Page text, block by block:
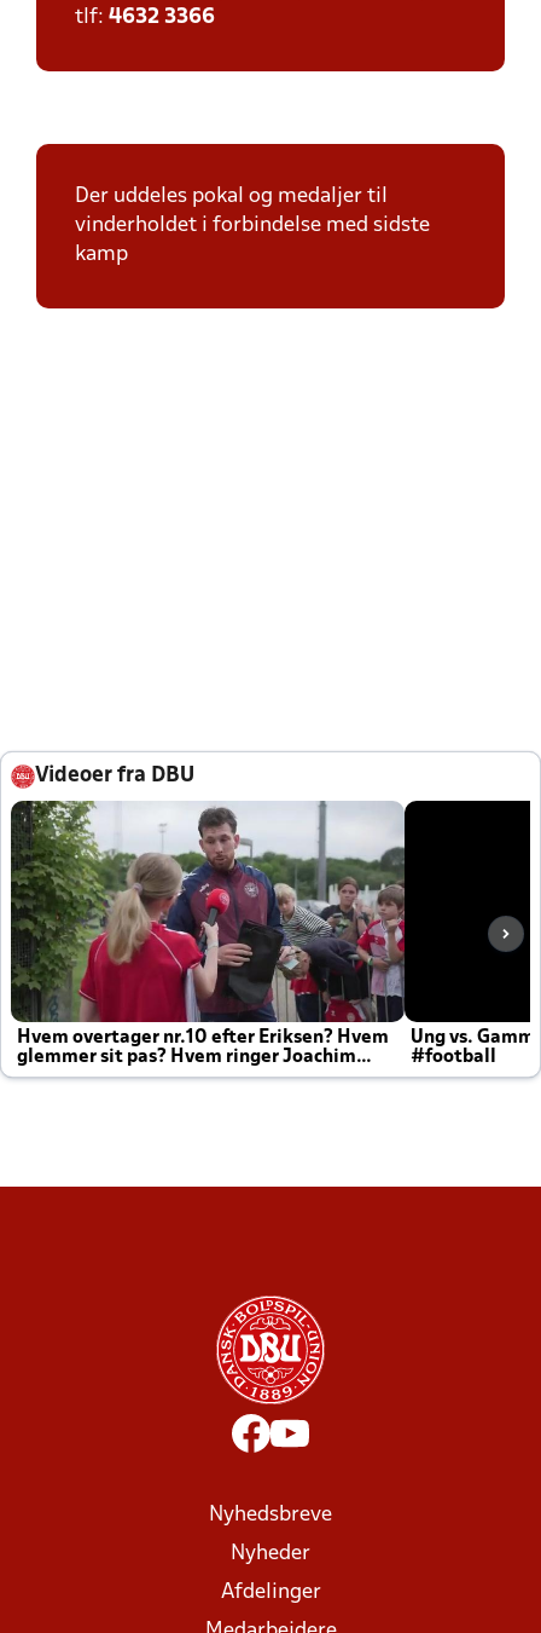
tlf: 4632 3366
Der uddeles pokal og medaljer til
vinderholdet i forbindelse med sidste
kamp
Videoer fra DBU
Hvem overtager nr.10 efter Eriksen? Hvem
glemmer sit pas? Hvem ringer Joachim
altid til efter kampe?
Ung vs.
#football
Nyhedsbreve
Nyheder
Afdelinger